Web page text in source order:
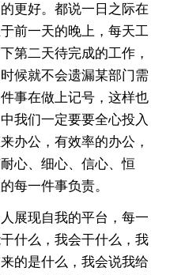
更好。都说一日之际在
前一天的晚上，每天工
第二天待完成的工作，
候就不会遗漏某部门需
事在做上记号，这样也
我们一定要要全心投入
办公，有效率的办公，
心、细心、信心、恒
每一件事负责。
现自我的平台，每一
什么，我会干什么，我
的是什么，我会说我给